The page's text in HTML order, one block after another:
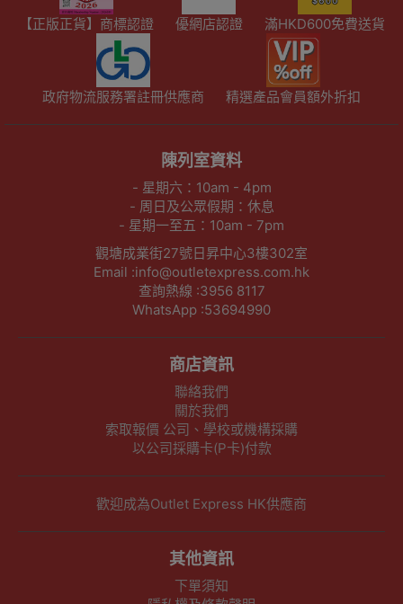
【正版正貨】商標認證 優網店認證 滿HKD600免費送貨
政府物流服務署註冊供應商 精選產品會員額外折扣
陳列室資料
- 星期六：10am - 4pm
- 周日及公眾假期：休息
- 星期一至五：10am - 7pm
觀塘成業街27號日昇中心3樓302室
Email :info@outletexpress.com.hk
查詢熱線 :3956 8117
WhatsApp :53694990
商店資訊
聯絡我們
關於我們
索取報價 公司、學校或機構採購
以公司採購卡(P卡)付款
歡迎成為Outlet Express HK供應商
其他資訊
下單須知